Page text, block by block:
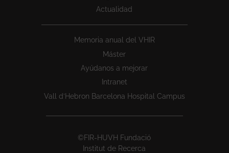
Actualidad
Memoria anual del VHIR
Máster
Ayúdanos a mejorar
Intranet
Vall d’Hebron Barcelona Hospital Campus
©FIR-HUVH Fundació
Institut de Recerca